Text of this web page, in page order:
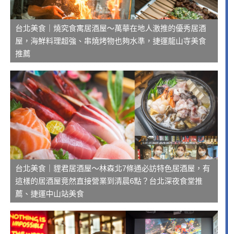
台北美食｜燒究食寓居酒屋～萬華在地人激推的優秀居酒
屋，海鮮料理超強、串燒烤物也夠水準，捷運龍山寺美食
推薦
台北美食｜貍君居酒屋～林森北7條通必訪特色居酒屋，有
這樣的居酒屋竟然直接營業到清晨6點？台北深夜食堂推
薦、捷運中山站美食